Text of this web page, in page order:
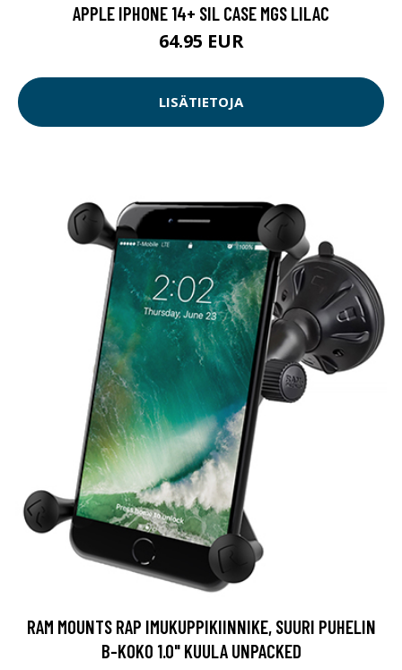
APPLE IPHONE 14+ SIL CASE MGS LILAC
64.95 EUR
LISÄTIETOJA
RAM MOUNTS RAP IMUKUPPIKIINNIKE, SUURI PUHELIN
B-KOKO 1.0" KUULA UNPACKED